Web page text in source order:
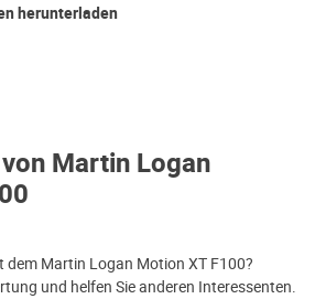
herunterladen
Martin Logan
dem Martin Logan Motion XT F100?
und helfen Sie anderen Interessenten.